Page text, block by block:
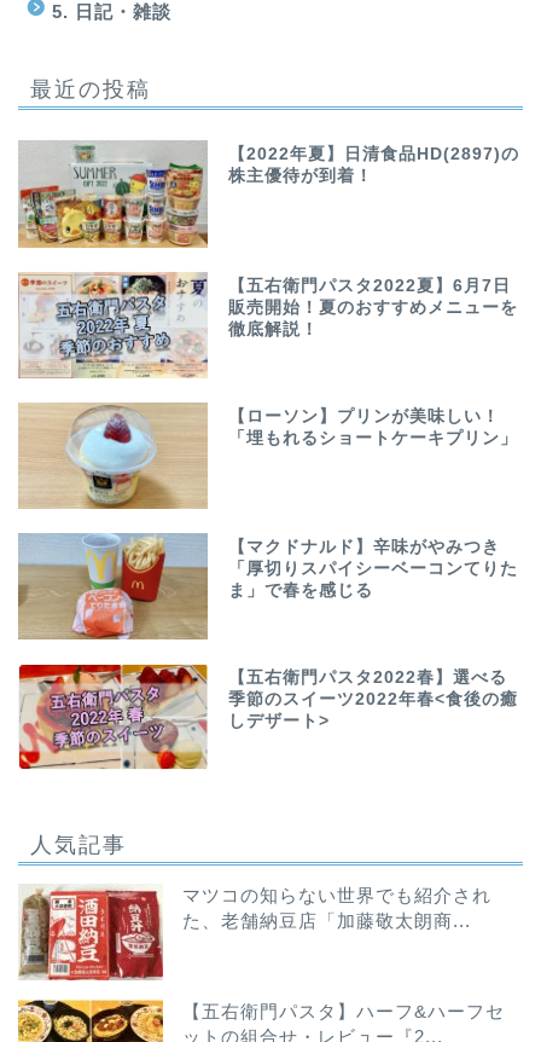
5. 日記・雑談
最近の投稿
【2022年夏】日清食品HD(2897)の
株主優待が到着！
【五右衛門パスタ2022夏】6月7日
販売開始！夏のおすすめメニューを
徹底解説！
【ローソン】プリンが美味しい！
「埋もれるショートケーキプリン」
【マクドナルド】辛味がやみつき
「厚切りスパイシーベーコンてりた
ま」で春を感じる
【五右衛門パスタ2022春】選べる
季節のスイーツ2022年春<食後の癒
しデザート>
人気記事
マツコの知らない世界でも紹介され
た、老舗納豆店「加藤敬太朗商...
【五右衛門パスタ】ハーフ&ハーフセ
ットの組合せ・レビュー『2...